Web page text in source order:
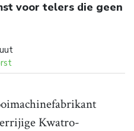
voor telers die geen
Kwatro-